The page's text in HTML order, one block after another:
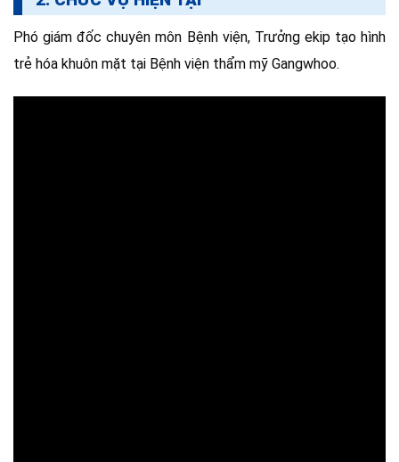
Phó giám đốc chuyên môn Bệnh viện, Trưởng ekip tạo hình
trẻ hóa khuôn mặt tại Bệnh viện thẩm mỹ Gangwhoo.